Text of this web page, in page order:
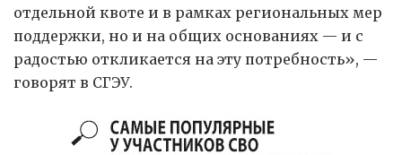
отдельной квоте и в рамках региональных мер
поддержки, но и на общих основаниях — и с
радостью откликается на эту потребность», —
говорят в СГЭУ.